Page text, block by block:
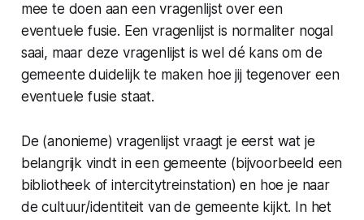
mee te doen aan een vragenlijst over een
eventuele fusie. Een vragenlijst is normaliter nogal
saai, maar deze vragenlijst is wel dé kans om de
gemeente duidelijk te maken hoe jij tegenover een
eventuele fusie staat.
De (anonieme) vragenlijst vraagt je eerst wat je
belangrijk vindt in een gemeente (bijvoorbeeld een
bibliotheek of intercitytreinstation) en hoe je naar
de cultuur/identiteit van de gemeente kijkt. In het